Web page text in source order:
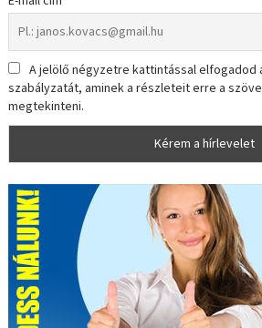
A jelölő négyzetre kattintással elfogadod
szabályzatát, aminek a részleteit erre a
megtekinteni.